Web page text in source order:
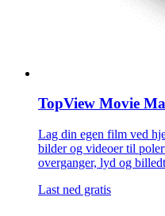
TopView Movie
Lag din egen film ved
bilder og videoer til
overganger, lyd og
Last ned gratis